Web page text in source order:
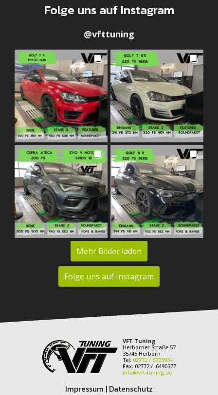
Folge uns auf Instagram
@vfttuning
Mehr Bilder laden
Folge uns auf Instagram
VFT Tuning
Herborner Straße 57
35745 Herborn
Tel: 02772 / 5723934
Fax: 02772 / 6490377
info@vft-tuning.de
Impressum | Datenschutz